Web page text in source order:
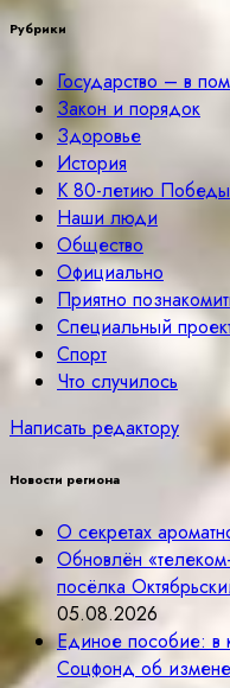
Рубрики
Государство – в
Закон и порядок
Здоровье
История
К 80-летию Победы
Наши люди
Общество
Официально
Приятно
Специальный
Спорт
Что случилось
Написать редактору
Новости региона
О секретах
Обновлён
посёлка
05.08.2026
Единое пособие: в
Соцфонд об